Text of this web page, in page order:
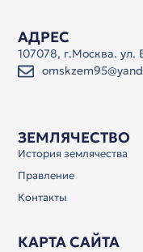
ЗЕМЛЯЧЕСТВО
История землячества
Правление
Контакты
КАРТА САЙТА
АДРЕС
107078, г.Москва. ул.